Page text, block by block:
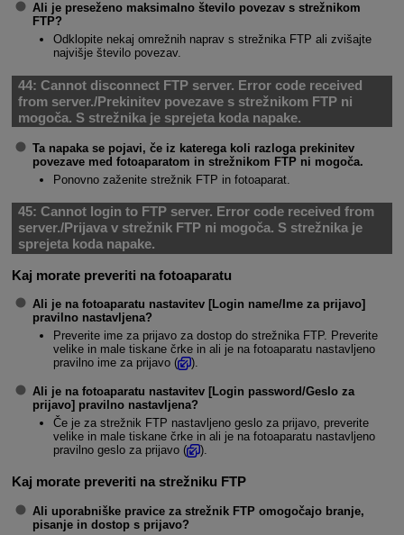
Ali je preseženo maksimalno število povezav s strežnikom
FTP?
Odklopite nekaj omrežnih naprav s strežnika FTP ali zvišajte
najvišje število povezav.
44:Cannot disconnect FTP server. Error code received
from server./Prekinitev povezave s strežnikom FTP ni
mogoča. S strežnika je sprejeta koda napake.
Ta napaka se pojavi, če iz katerega koli razloga prekinitev
povezave med fotoaparatom in strežnikom FTP ni mogoča.
Ponovno zaženite strežnik FTP in fotoaparat.
45:Cannot login to FTP server. Error code received from
server./Prijava v strežnik FTP ni mogoča. S strežnika je
sprejeta koda napake.
Kaj morate preveriti na fotoaparatu
Ali je na fotoaparatu nastavitev [Login name/Ime za prijavo]
pravilno nastavljena?
Preverite ime za prijavo za dostop do strežnika FTP. Preverite
velike in male tiskane črke in ali je na fotoaparatu nastavljeno
pravilno ime za prijavo (
).
Ali je na fotoaparatu nastavitev [Login password/Geslo za
prijavo] pravilno nastavljena?
Če je za strežnik FTP nastavljeno geslo za prijavo, preverite
velike in male tiskane črke in ali je na fotoaparatu nastavljeno
pravilno geslo za prijavo (
).
Kaj morate preveriti na strežniku FTP
Ali uporabniške pravice za strežnik FTP omogočajo branje,
pisanje in dostop s prijavo?